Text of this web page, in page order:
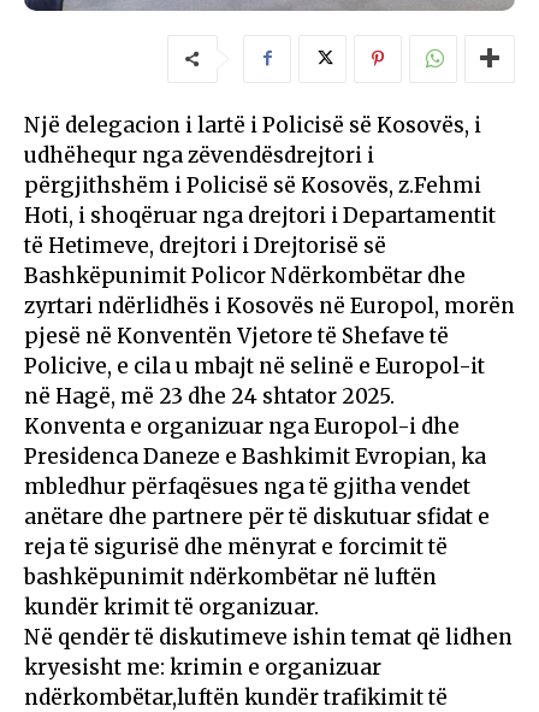
Një delegacion i lartë i Policisë së Kosovës, i
udhëhequr nga zëvendësdrejtori i
përgjithshëm i Policisë së Kosovës, z.Fehmi
Hoti, i shoqëruar nga drejtori i Departamentit
të Hetimeve, drejtori i Drejtorisë së
Bashkëpunimit Policor Ndërkombëtar dhe
zyrtari ndërlidhës i Kosovës në Europol, morën
pjesë në Konventën Vjetore të Shefave të
Policive, e cila u mbajt në selinë e Europol-it
në Hagë, më 23 dhe 24 shtator 2025.
Konventa e organizuar nga Europol-i dhe
Presidenca Daneze e Bashkimit Evropian, ka
mbledhur përfaqësues nga të gjitha vendet
anëtare dhe partnere për të diskutuar sfidat e
reja të sigurisë dhe mënyrat e forcimit të
bashkëpunimit ndërkombëtar në luftën
kundër krimit të organizuar.
Në qendër të diskutimeve ishin temat që lidhen
kryesisht me: krimin e organizuar
ndërkombëtar,luftën kundër trafikimit të